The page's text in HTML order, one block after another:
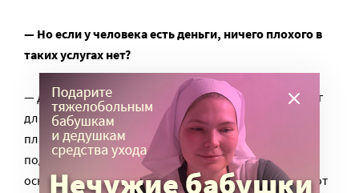
— Но если у человека есть деньги, ничего плохого в
таких услугах нет?
— Да, конечно. Но мы знаем, что это заработок денег
для посредников и для врачей. Потому что эти
платные услуги, они, во-первых, гораздо меньше
подвергаются какому-то аудиту, потому что аудит, в
основном, происходит с теми, кто получает деньги от